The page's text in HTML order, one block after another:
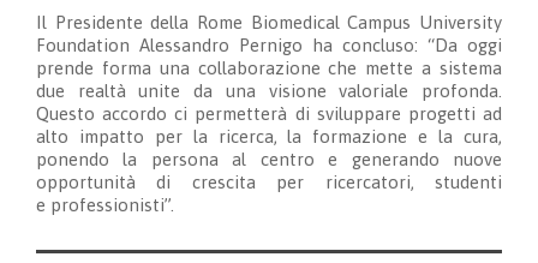
Il Presidente della Rome Biomedical Campus University
Foundation Alessandro Pernigo ha concluso: “Da oggi
prende forma una collaborazione che mette a sistema
due realtà unite da una visione valoriale profonda.
Questo accordo ci permetterà di sviluppare progetti ad
alto impatto per la ricerca, la formazione e la cura,
ponendo la persona al centro e generando nuove
opportunità di crescita per ricercatori, studenti
e professionisti”.